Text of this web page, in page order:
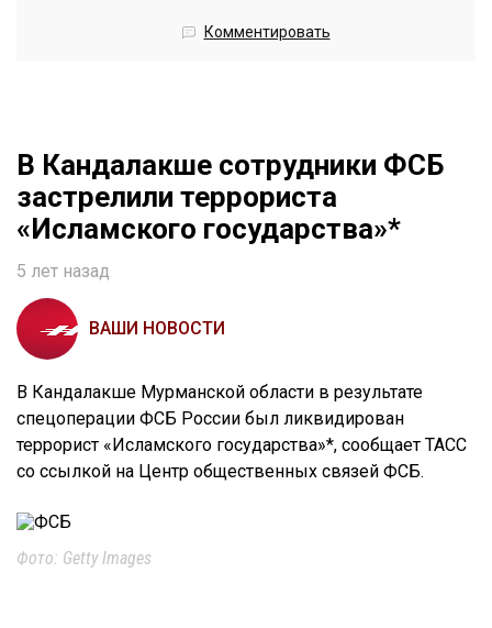
Комментировать
В Кандалакше сотрудники ФСБ
застрелили террориста
«Исламского государства»*
5 лет назад
ВАШИ НОВОСТИ
В Кандалакше Мурманской области в результате
спецоперации ФСБ России был ликвидирован
террорист «Исламского государства»*, сообщает ТАСС
со ссылкой на Центр общественных связей ФСБ.
Фото: Getty Images